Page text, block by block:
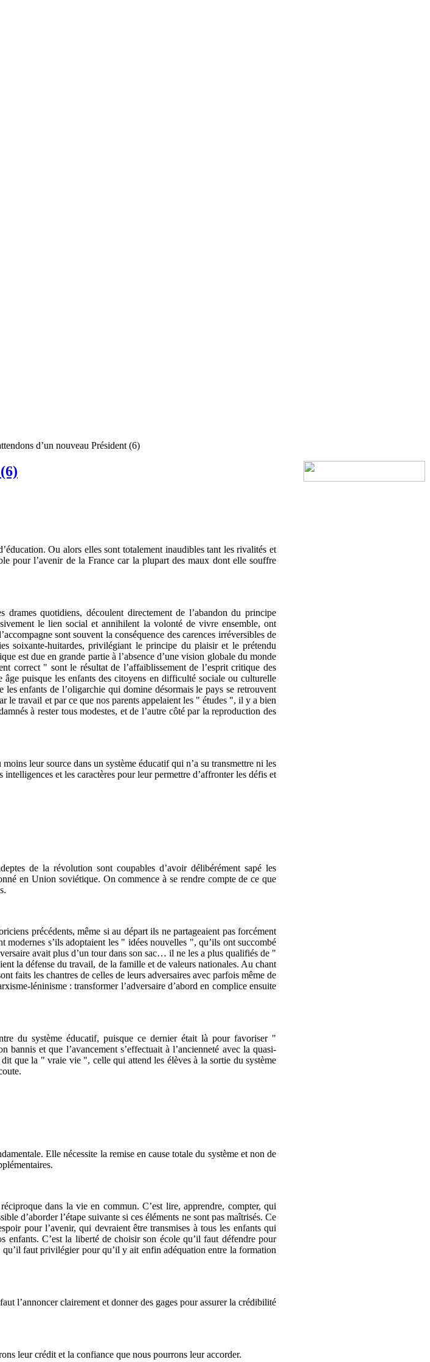
d’un nouveau Président (6)
Ou alors elles sont totalement inaudibles tant les rivalités et
pour l’avenir de la France car la plupart des maux dont elle souffre
quotidiens, découlent directement de l’abandon du principe
le lien social et annihilent la volonté de vivre ensemble, ont
sont souvent la conséquence des carences irréversibles de
soixante-huitardes, privilégiant le principe du plaisir et le prétendu
est due en grande partie à l’absence d’une vision globale du monde
correct " sont le résultat de l’affaiblissement de l’esprit critique des
puisque les enfants des citoyens en difficulté sociale ou culturelle
enfants de l’oligarchie qui domine désormais le pays se retrouvent
le travail et par ce que nos parents appelaient les " études ", il y a bien
à rester tous modestes, et de l’autre côté par la reproduction des
leur source dans un système éducatif qui n’a su transmettre ni les
et les caractères pour leur permettre d’affronter les défis et
de la révolution sont coupables d’avoir délibérément sapé les
en Union soviétique. On commence à se rendre compte de ce que
précédents, même si au départ ils ne partageaient pas forcément
modernes s’ils adoptaient les " idées nouvelles ", qu’ils ont succombé
avait plus d’un tour dans son sac… il ne les a plus qualifiés de "
la défense du travail, de la famille et de valeurs nationales. Au chant
faits les chantres de celles de leurs adversaires avec parfois même de
léninisme : transformer l’adversaire d’abord en complice ensuite
du système éducatif, puisque ce dernier était là pour favoriser "
et que l’avancement s’effectuait à l’ancienneté avec la quasi-
que la " vraie vie ", celle qui attend les élèves à la sortie du système
Elle nécessite la remise en cause totale du système et non de
dans la vie en commun. C’est lire, apprendre, compter, qui
d’aborder l’étape suivante si ces éléments ne sont pas maîtrisés. Ce
pour l’avenir, qui devraient être transmises à tous les enfants qui
C’est la liberté de choisir son école qu’il faut défendre pour
faut privilégier pour qu’il y ait enfin adéquation entre la formation
l’annoncer clairement et donner des gages pour assurer la crédibilité
leur crédit et la confiance que nous pourrons leur accorder.